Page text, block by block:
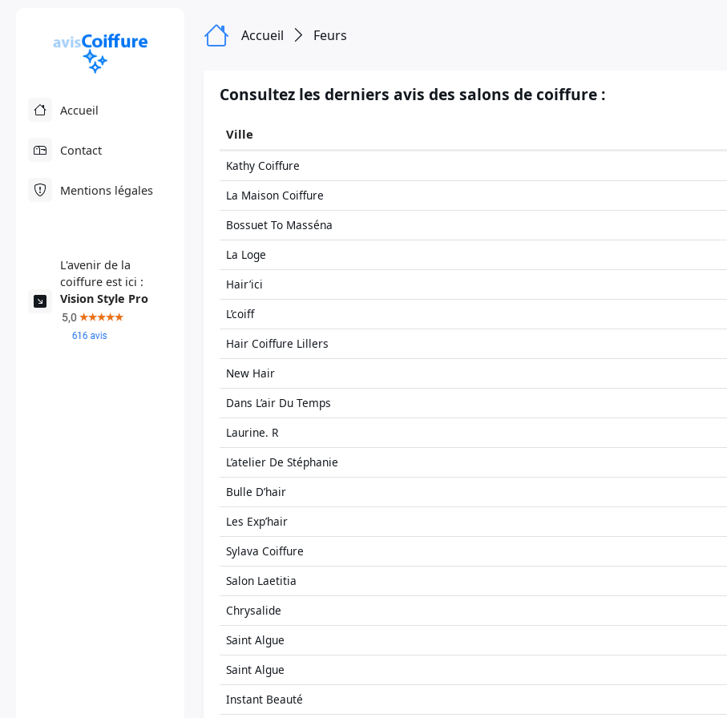
Accueil
Contact
Mentions légales
L'avenir de la
coiffure est ici :
Vision Style Pro
Accueil Feurs
Consultez les derniers avis des salons de coiffure :
Ville
Kathy Coiffure
La Maison Coiffure
Bossuet To Masséna
La Loge
Hair’ici
L’coiff
Hair Coiffure Lillers
New Hair
Dans L’air Du Temps
Laurine. R
L’atelier De Stéphanie
Bulle D’hair
Les Exp’hair
Sylava Coiffure
Salon Laetitia
Chrysalide
Saint Algue
Saint Algue
Instant Beauté